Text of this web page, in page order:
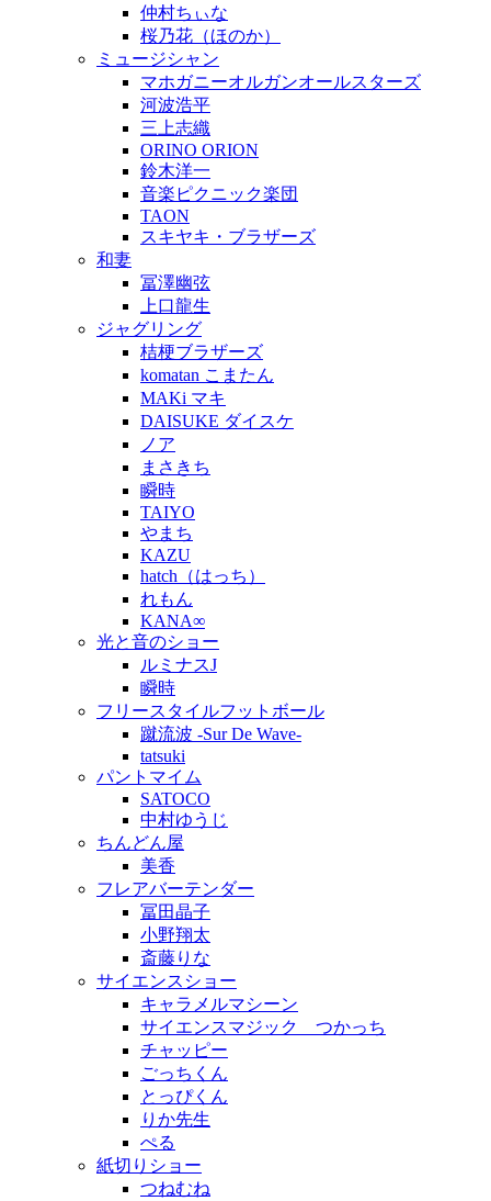
仲村ちぃな
桜乃花（ほのか）
ミュージシャン
マホガニーオルガンオールスターズ
河波浩平
三上志織
ORINO ORION
鈴木洋一
音楽ピクニック楽団
TAON
スキヤキ・ブラザーズ
和妻
冨澤幽弦
上口龍生
ジャグリング
桔梗ブラザーズ
komatan こまたん
MAKi マキ
DAISUKE ダイスケ
ノア
まさきち
瞬時
TAIYO
やまち
KAZU
hatch（はっち）
れもん
KANA∞
光と音のショー
ルミナスJ
瞬時
フリースタイルフットボール
蹴流波 -Sur De Wave-
tatsuki
パントマイム
SATOCO
中村ゆうじ
ちんどん屋
美香
フレアバーテンダー
冨田晶子
小野翔太
斎藤りな
サイエンスショー
キャラメルマシーン
サイエンスマジック つかっち
チャッピー
ごっちくん
とっぴくん
りか先生
ぺる
紙切りショー
つねむね